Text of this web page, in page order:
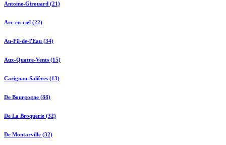
Antoine-Girouard (21)
Arc-en-ciel (22)
Au-Fil-de-l'Eau (34)
Aux-Quatre-Vents (15)
Carignan-Salières (13)
De Bourgogne (88)
De La Broquerie (32)
De Montarville (32)